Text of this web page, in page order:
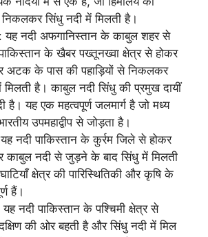
निकलकर सिंधु नदी में मिलती है।
यह नदी अफगानिस्तान के काबुल शहर से
के खैबर पख्तूनख्वा क्षेत्र से होकर
अटक के पास की पहाड़ियों से निकलकर
मिलती है। काबुल नदी सिंधु की प्रमुख दायीं
है। यह एक महत्वपूर्ण जलमार्ग है जो मध्य
उपमहाद्वीप से जोड़ता है।
नदी पाकिस्तान के कुर्रम जिले से होकर
काबुल नदी से जुड़ने के बाद सिंधु में मिलती
क्षेत्र की पारिस्थितिकी और कृषि के
हैं।
नदी पाकिस्तान के पश्चिमी क्षेत्र से
की ओर बहती है और सिंधु नदी में मिल